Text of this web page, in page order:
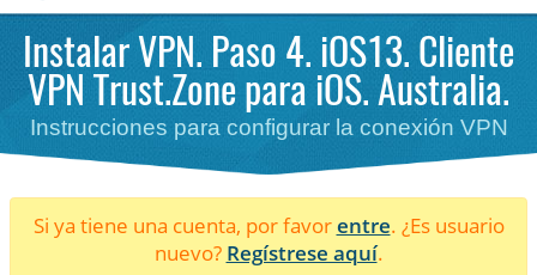
Instalar VPN. Paso 4. iOS13. Cliente
VPN Trust.Zone para iOS. Australia.
Instrucciones para configurar la conexión VPN
Si ya tiene una cuenta, por favorentre. ¿Es usuario
nuevo? Regístrese aquí.